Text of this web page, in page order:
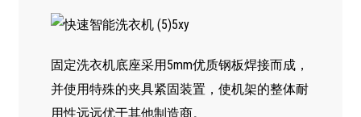
固定洗衣机底座采用5mm优质钢板焊接而成，
并使用特殊的夹具紧固装置，使机架的整体耐
用性远远优于其他制造商。